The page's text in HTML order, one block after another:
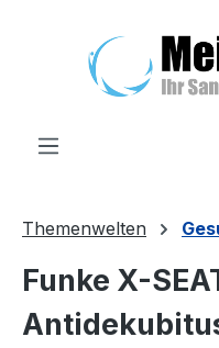
Themenwelten
Funke X-